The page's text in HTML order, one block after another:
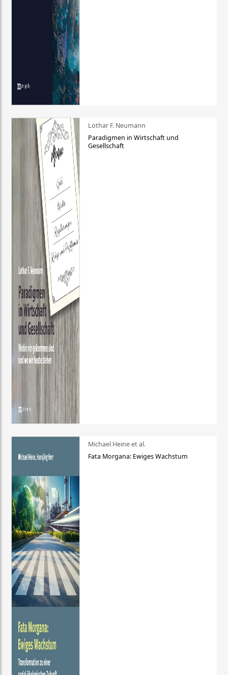
Lothar F. Neumann
Paradigmen in Wirtschaft und
Gesellschaft
Michael Heine et al.
Fata Morgana: Ewiges Wachstum